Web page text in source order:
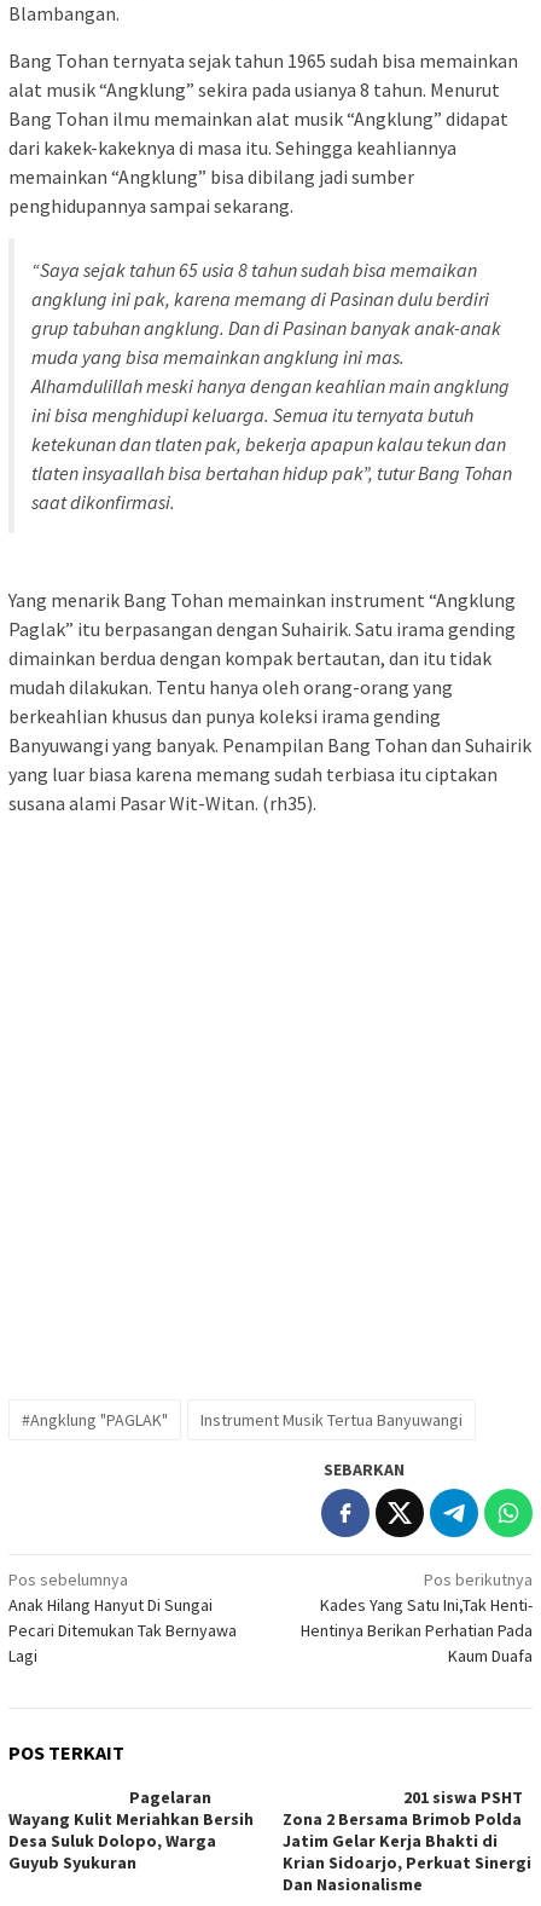
Blambangan.
Bang Tohan ternyata sejak tahun 1965 sudah bisa memainkan
alat musik “Angklung” sekira pada usianya 8 tahun. Menurut
Bang Tohan ilmu memainkan alat musik “Angklung” didapat
dari kakek-kakeknya di masa itu. Sehingga keahliannya
memainkan “Angklung” bisa dibilang jadi sumber
penghidupannya sampai sekarang.
“Saya sejak tahun 65 usia 8 tahun sudah bisa memaikan
angklung ini pak, karena memang di Pasinan dulu berdiri
grup tabuhan angklung. Dan di Pasinan banyak anak-anak
muda yang bisa memainkan angklung ini mas.
Alhamdulillah meski hanya dengan keahlian main angklung
ini bisa menghidupi keluarga. Semua itu ternyata butuh
ketekunan dan tlaten pak, bekerja apapun kalau tekun dan
tlaten insyaallah bisa bertahan hidup pak”, tutur Bang Tohan
saat dikonfirmasi.
Yang menarik Bang Tohan memainkan instrument “Angklung
Paglak” itu berpasangan dengan Suhairik. Satu irama gending
dimainkan berdua dengan kompak bertautan, dan itu tidak
mudah dilakukan. Tentu hanya oleh orang-orang yang
berkeahlian khusus dan punya koleksi irama gending
Banyuwangi yang banyak. Penampilan Bang Tohan dan Suhairik
yang luar biasa karena memang sudah terbiasa itu ciptakan
susana alami Pasar Wit-Witan. (rh35).
#Angklung "PAGLAK" Instrument Musik Tertua Banyuwangi
SEBARKAN
Navigasi
pos
Pos sebelumnya
Anak Hilang Hanyut Di Sungai
Pecari Ditemukan Tak Bernyawa
Lagi
Pos berikutnya
Kades Yang Satu Ini,Tak Henti-
Hentinya Berikan Perhatian Pada
Kaum Duafa
POS TERKAIT
Pagelaran
Wayang Kulit Meriahkan Bersih
Desa Suluk Dolopo, Warga
Guyub Syukuran
201 siswa PSHT
Zona 2 Bersama Brimob Polda
Jatim Gelar Kerja Bhakti di
Krian Sidoarjo, Perkuat Sinergi
Dan Nasionalisme